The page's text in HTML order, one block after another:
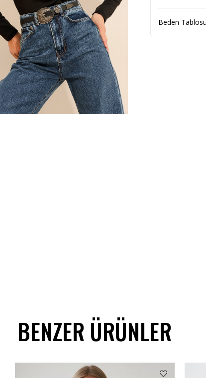
Beden Tablosu
BENZER ÜRÜNLER